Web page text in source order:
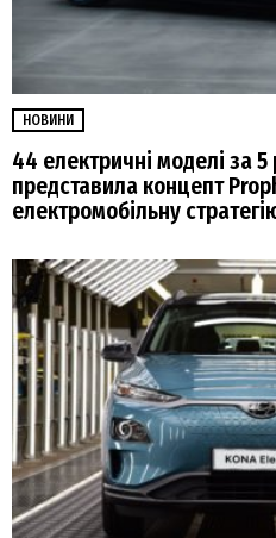
НОВИНИ
44 електричні моделі за 5
представила концепт
електромобільну